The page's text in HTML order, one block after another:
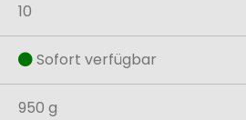
10
Sofort verfügbar
950 g